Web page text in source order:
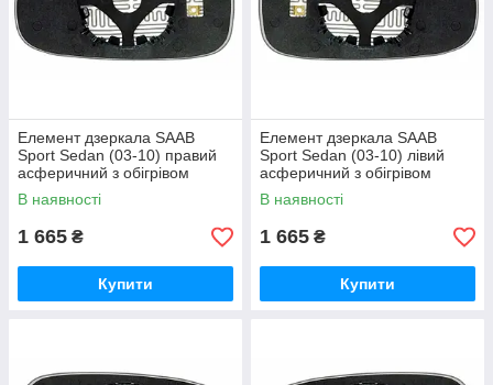
Елемент дзеркала SAAB
Sport Sedan (03-10) правий
асферичний з обігрівом
В наявності
1 665 ₴
Купити
Елемент дзеркала SAAB
Sport Sedan (03-10) лівий
асферичний з обігрівом
В наявності
1 665 ₴
Купити